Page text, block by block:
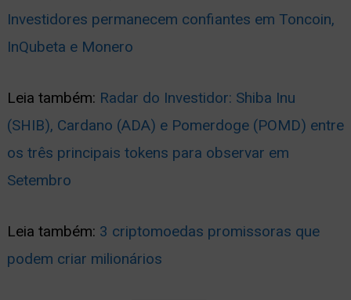
Investidores permanecem confiantes em Toncoin,
InQubeta e Monero
Leia também: Radar do Investidor: Shiba Inu
(SHIB), Cardano (ADA) e Pomerdoge (POMD) entre
os três principais tokens para observar em
Setembro
Leia também: 3 criptomoedas promissoras que
podem criar milionários